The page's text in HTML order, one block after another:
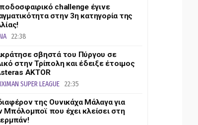
challenge έγινε
στην 3η κατηγορία της
22:38
σβηστά του Πύργου σε
στην Τρίπολη και έδειξε έτοιμος
AKTOR
SUPER LEAGUE 22:35
της Ουνικάχα Μάλαγα για
Μπόλομποϊ που έχει κλείσει στη